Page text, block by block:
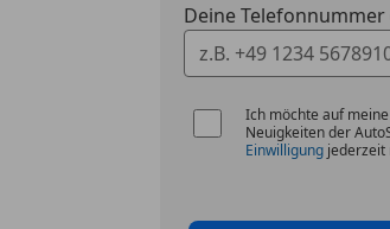
Deine
Ich möchte auf
Neuigkeiten der
Einwilligung jederzeit